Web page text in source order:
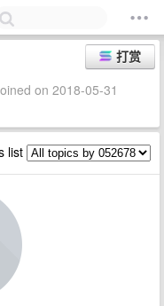
打赏
on 2018-05-31
list